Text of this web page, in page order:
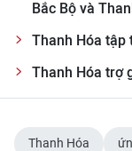
Bắc Bộ và
Thanh Hóa
Thanh Hóa trợ
Thanh Hóa